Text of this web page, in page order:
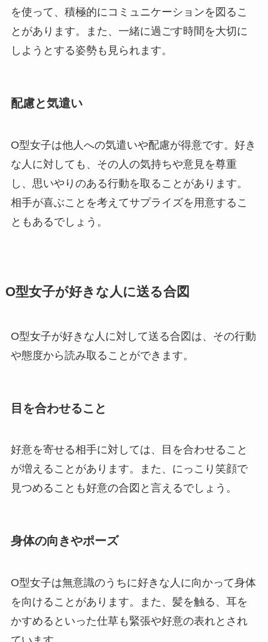
を使って、積極的にコミュニケーションを図るこ
とがあります。また、一緒に過ごす時間を大切に
しようとする姿勢も見られます。
配慮と気遣い
O型女子は他人への気遣いや配慮が得意です。好き
な人に対しても、その人の気持ちや意見を尊重
し、思いやりのある行動を取ることがあります。
相手が喜ぶことを考えてサプライズを用意するこ
ともあるでしょう。
O型女子が好きな人に送る合図
O型女子が好きな人に対して送る合図は、その行動
や態度から読み取ることができます。
目を合わせること
好意を寄せる相手に対しては、目を合わせること
が増えることがあります。また、にっこり笑顔で
見つめることも好意の合図と言えるでしょう。
身体の向きやポーズ
O型女子は無意識のうちに好きな人に向かって身体
を向けることがあります。また、髪を触る、耳を
かすめるといった仕草も緊張や好意の表れとされ